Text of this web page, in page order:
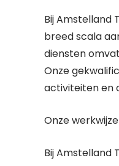
Bij Amstelland
breed scala
diensten
Onze
activiteiten en
Onze werkwijze
Bij Amstelland